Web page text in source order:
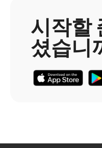
시작할
셨습니